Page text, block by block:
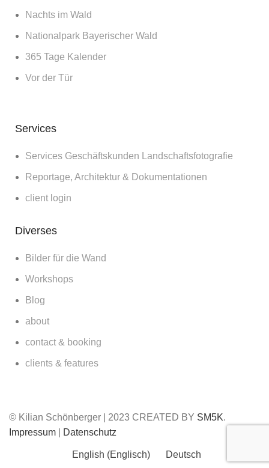
Nachts im Wald
Nationalpark Bayerischer Wald
365 Tage Kalender
Vor der Tür
Services
Services Geschäftskunden Landschaftsfotografie
Reportage, Architektur & Dokumentationen
client login
Diverses
Bilder für die Wand
Workshops
Blog
about
contact & booking
clients & features
© Kilian Schönberger | 2023 CREATED BY SM5K.
Impressum
Datenschutz
English (Englisch) Deutsch